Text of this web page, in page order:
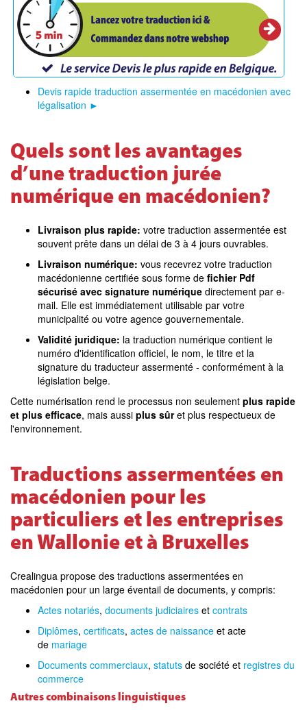
Devis rapide traduction assermentée en macédonien avec
légalisation ►
Quels sont les avantages
d’une traduction jurée
numérique en macédonien?
Livraison plus rapide: votre traduction assermentée est
souvent prête dans un délai de 3 à 4 jours ouvrables.
Livraison numérique: vous recevrez votre traduction
macédonienne certifiée sous forme de fichier Pdf
sécurisé avec signature numérique directement par e-
mail. Elle est immédiatement utilisable par votre
municipalité ou votre agence gouvernementale.
Validité juridique: la traduction numérique contient le
numéro d'identification officiel, le nom, le titre et la
signature du traducteur assermenté - conformément à la
législation belge.
Cette numérisation rend le processus non seulement plus rapide
et plus efficace, mais aussi plus sûret plus respectueux de
l'environnement.
Traductions assermentées en
macédonien pour les
particuliers et les entreprises
en Wallonie et à Bruxelles
Crealingua propose des traductions assermentées en
macédonien pour un large éventail de documents, y compris:
Actes notariés, documents judiciaires et contrats
Diplômes, certificats, actes de naissance et acte
de mariage
Documents commerciaux, statuts de société et registres du
commerce
Autres combinaisons linguistiques